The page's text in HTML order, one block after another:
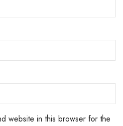
website in this browser for the